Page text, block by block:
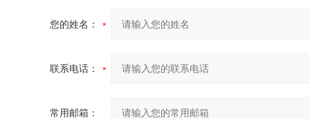
您的姓名：
联系电话：
常用邮箱：